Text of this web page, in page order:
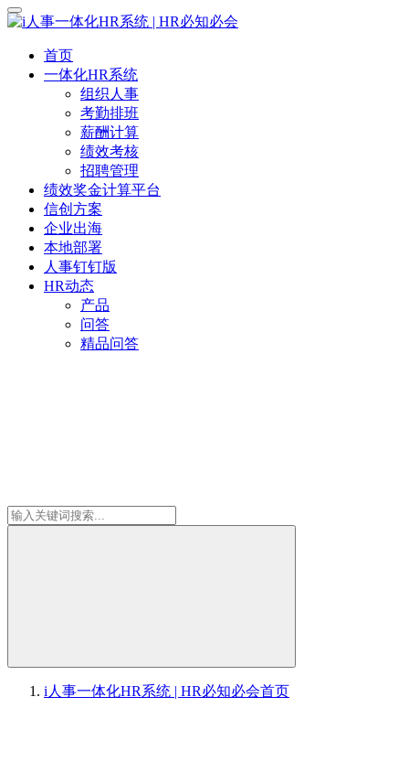
首页
一体化HR系统
组织人事
考勤排班
薪酬计算
绩效考核
招聘管理
绩效奖金计算平台
信创方案
企业出海
本地部署
人事钉钉版
HR动态
产品
问答
精品问答
i人事一体化HR系统 | HR必知必会首页